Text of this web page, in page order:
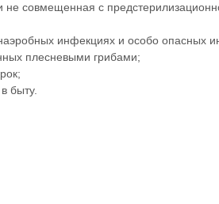
совмещенная с
инфекциях и особо опасных
плесневыми грибами;
быту.